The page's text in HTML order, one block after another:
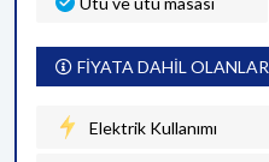
FİYATA DAHİL OLANLAR
Elektrik Kullanımı